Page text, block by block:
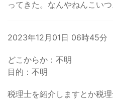
ってきた。なんやねんこいつ
2023年12月01日 06時45分
どこからか：不明
目的：不明
税理士を紹介しますとか税